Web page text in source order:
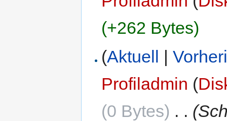
(+262 Bytes)
(Aktuell |
Profiladmin (
(0 Bytes) . .